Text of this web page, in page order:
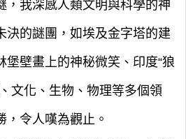
，我深感人類文明與科學的神
決的謎團，如埃及金字塔的建
堡壁畫上的神秘微笑、印度“狼
文化、生物、物理等多個領
，令人嘆為觀止。